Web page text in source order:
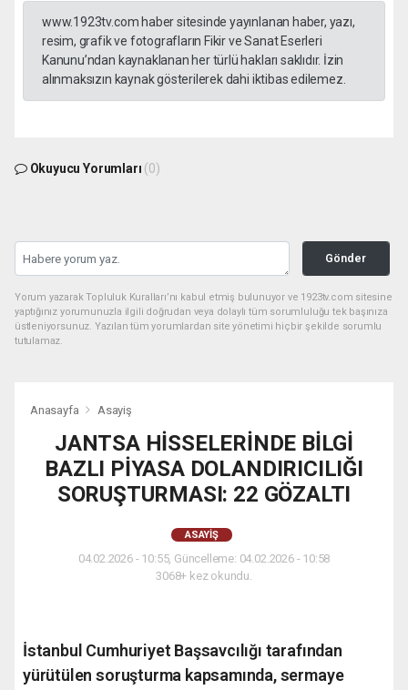
www.1923tv.com haber sitesinde yayınlanan haber, yazı,
resim, grafik ve fotografların Fikir ve Sanat Eserleri
Kanunu’ndan kaynaklanan her türlü hakları saklıdır. İzin
alınmaksızın kaynak gösterilerek dahi iktibas edilemez.
Okuyucu Yorumları (0)
Gönder
Yorum yazarak Topluluk Kuralları’nı kabul etmiş bulunuyor ve 1923tv.com sitesine
yaptığınız yorumunuzla ilgili doğrudan veya dolaylı tüm sorumluluğu tek başınıza
üstleniyorsunuz. Yazılan tüm yorumlardan site yönetimi hiçbir şekilde sorumlu
tutulamaz.
Anasayfa Asayiş
JANTSA HİSSELERİNDE BİLGİ
BAZLI PİYASA DOLANDIRICILIĞI
SORUŞTURMASI: 22 GÖZALTI
ASAYIŞ
04.02.2026 - 10:55, Güncelleme: 04.02.2026 - 10:58
3068+ kez okundu.
İstanbul Cumhuriyet Başsavcılığı tarafından
yürütülen soruşturma kapsamında, sermaye